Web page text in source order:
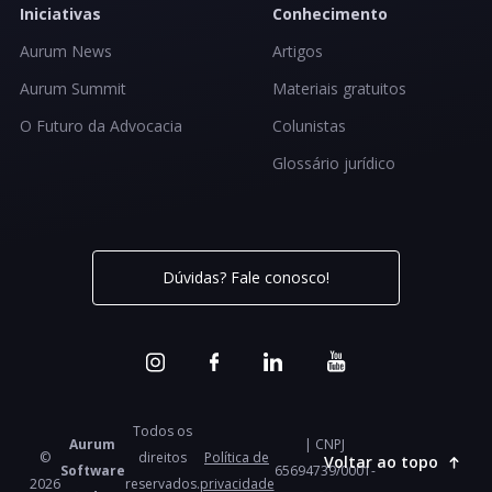
Iniciativas
Aurum News
Aurum Summit
O Futuro da Advocacia
Conhecimento
Artigos
Materiais gratuitos
Colunistas
Glossário jurídico
Dúvidas? Fale conosco!
©
2026
Aurum
Software
Todos os
direitos
reservados.
Política de
privacidade
| CNPJ
65694739/0001-Voltar ao topo